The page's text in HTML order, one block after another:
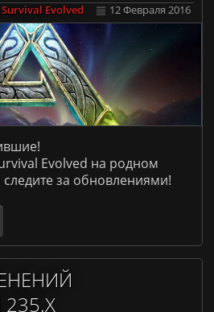
Survival Evolved 12 Февраля 2016
Evolved на родном
за обновлениями!